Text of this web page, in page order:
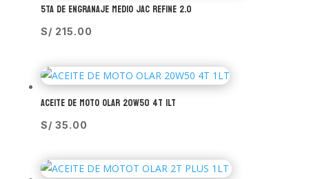
5TA DE ENGRANAJE MEDIO JAC REFINE 2.0
S/ 215.00
ACEITE DE MOTO OLAR 20W50 4T 1LT
S/ 35.00